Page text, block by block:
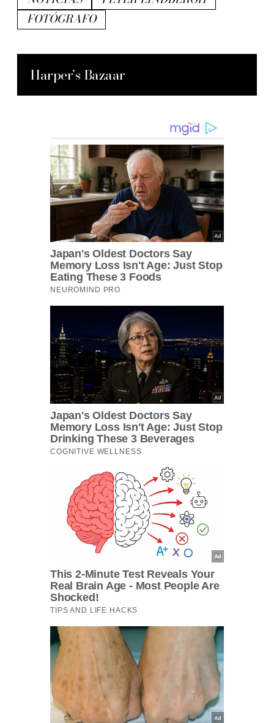
FOTÓGRAFO
Harper’s Bazaar